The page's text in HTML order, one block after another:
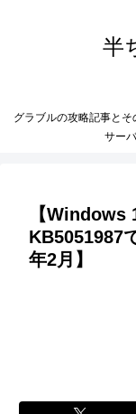
半
グラブルの攻略記事と
サー
【Windows
KB5051987
年2月】